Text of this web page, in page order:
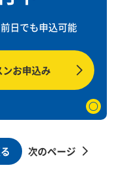
前日でも申込可能
お申込み
次のページ